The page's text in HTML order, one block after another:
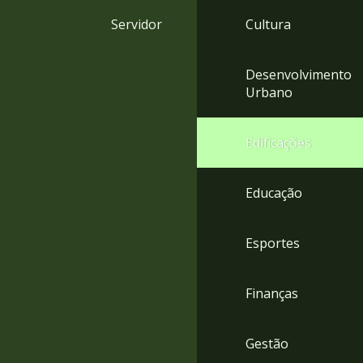
Servidor Cultura
Desenvolvimento
Urbano
Edificações
Educação
Esportes
Finanças
Gestão